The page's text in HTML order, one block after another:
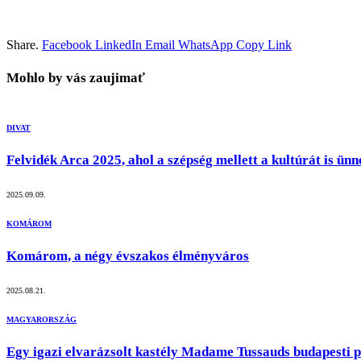
Share. Facebook LinkedIn Email WhatsApp Copy Link
Mohlo by vás zaujimať
DIVAT
Felvidék Arca 2025, ahol a szépség mellett a kultúrát is
2025.09.09.
KOMÁROM
Komárom, a négy évszakos élményváros
2025.08.21.
MAGYARORSZÁG
Egy igazi elvarázsolt kastély Madame Tussauds budapesti